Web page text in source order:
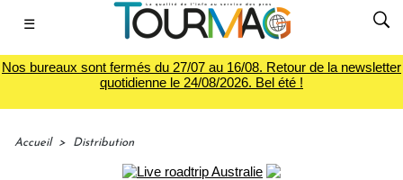
☰
Nos bureaux sont fermés du 27/07 au 16/08. Retour de la newsletter
quotidienne le 24/08/2026. Bel été !
Accueil > Distribution